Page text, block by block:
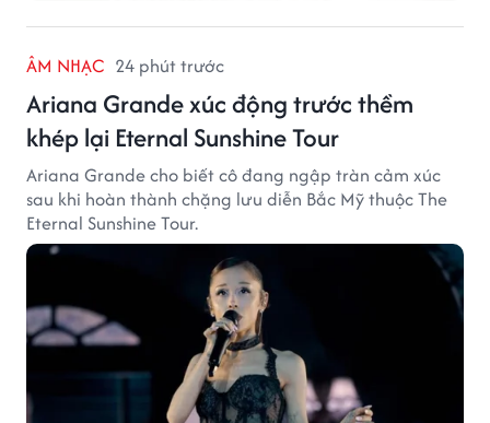
ÂM NHẠC 24 phút trước
Ariana Grande xúc động trước thềm
khép lại Eternal Sunshine Tour
Ariana Grande cho biết cô đang ngập tràn cảm xúc
sau khi hoàn thành chặng lưu diễn Bắc Mỹ thuộc The
Eternal Sunshine Tour.